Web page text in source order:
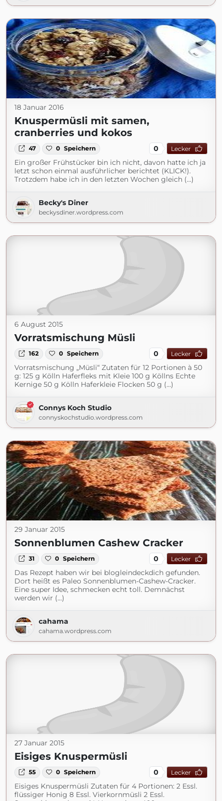
18 Januar 2016
Knuspermüsli mit samen,
cranberries und kokos
47 0 Speichern 0 Lecker
Ein großer Frühstücker bin ich nicht, davon hatte ich ja
letzt schon einmal ausführlicher berichtet (KLICK!).
Trotzdem habe ich in den letzten Wochen gleich (...)
Becky's Diner
beckysdiner.wordpress.com
6 August 2015
Vorratsmischung Müsli
162 0 Speichern 0 Lecker
Vorratsmischung „Müsli“ Zutaten für 12 Portionen à 50
g: 125 g Kölln Haferfleks mit Kleie 100 g Köllns Echte
Kernige 50 g Kölln Haferkleie Flocken 50 g (...)
Connys Koch Studio
connyskochstudio.wordpress.com
29 Januar 2015
Sonnenblumen Cashew Cracker
31 0 Speichern 0 Lecker
Das Rezept haben wir bei blogleindeckdich gefunden.
Dort heißt es Paleo Sonnenblumen-Cashew-Cracker.
Eine super Idee, schmecken echt toll. Demnächst
werden wir (...)
cahama
cahama.wordpress.com
27 Januar 2015
Eisiges Knuspermüsli
55 0 Speichern 0 Lecker
Eisiges Knuspermüsli Zutaten für 4 Portionen: 2 Essl.
flüssiger Honig 8 Essl. Vierkornmüsli 2 Essl.